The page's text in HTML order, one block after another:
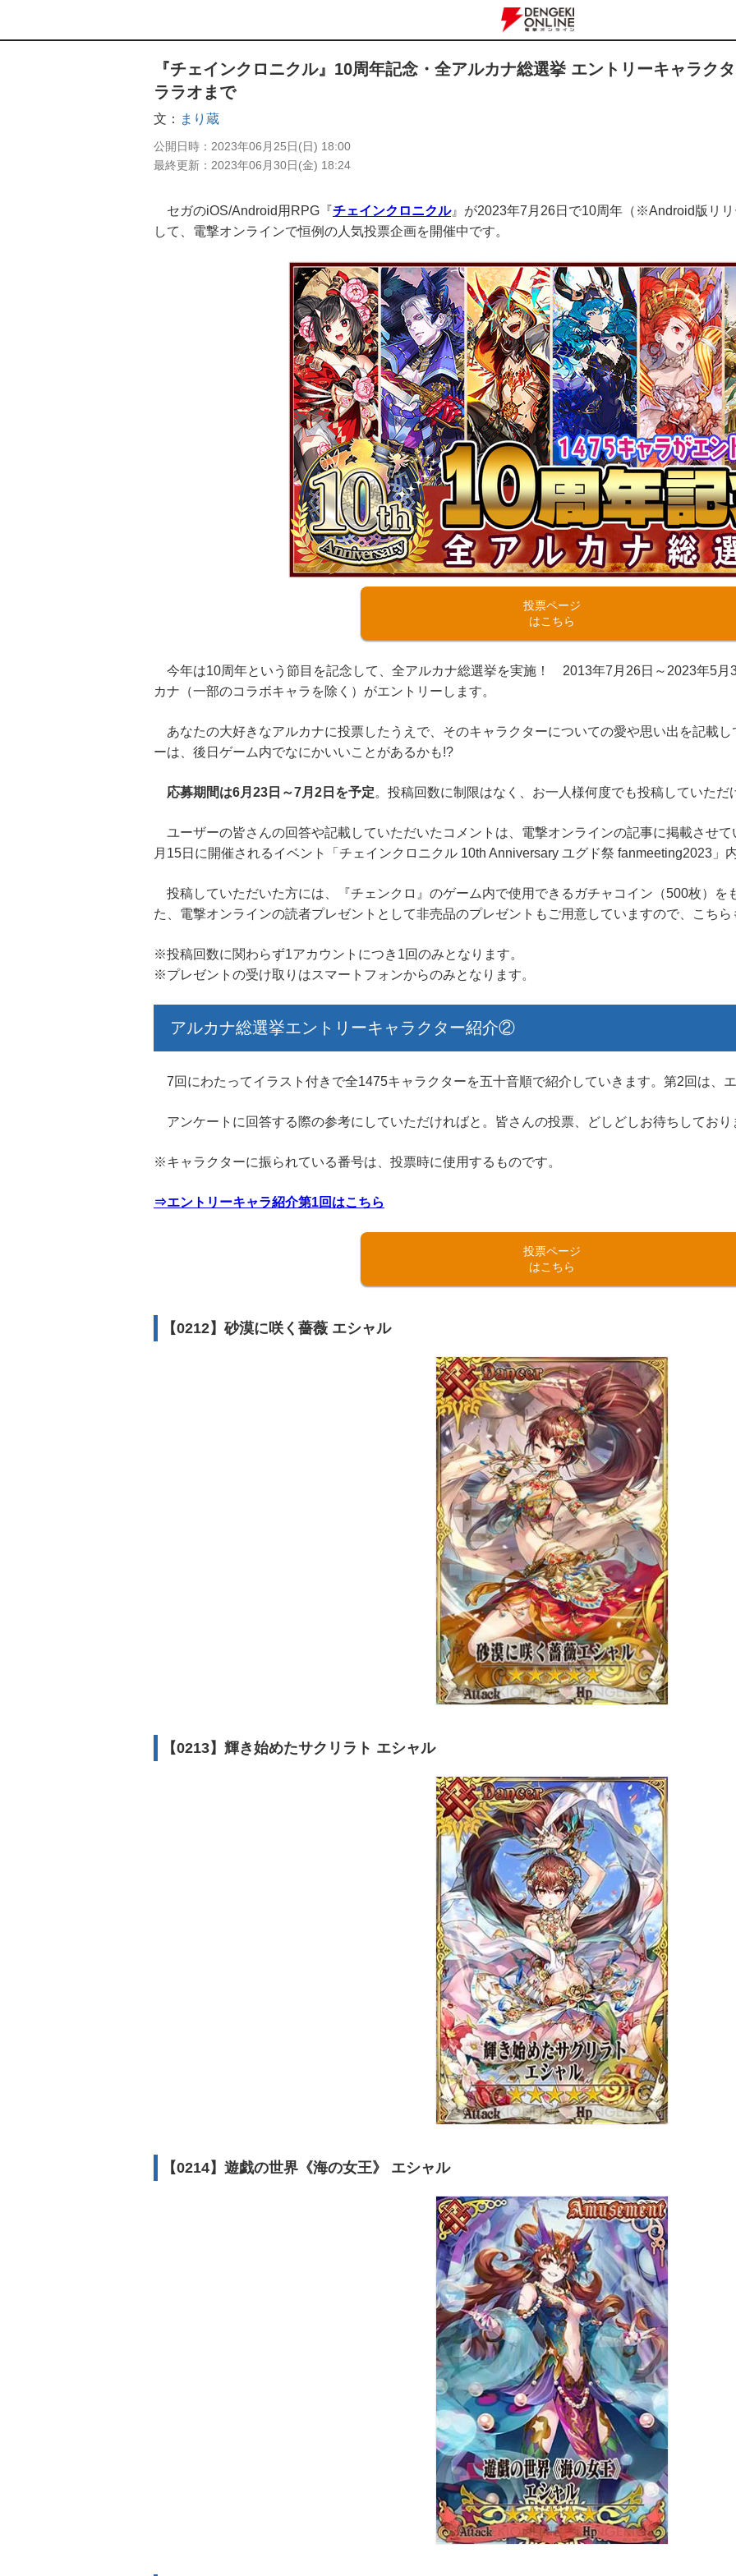
『チェインクロニクル』10周年記念・全アルカナ総選挙 エントリーキャラク
ララオまで
文 まり蔵
公開日時
2023年06月25日(日) 18:00
最終更新
2023年06月30日(金) 18:24
セガのiOS/Android用RPG『チェインクロニクル』が2023年7月26日で10周年（※Android版リ
して、電撃オンラインで恒例の人気投票企画を開催中です。
投票ページ
はこちら
今年は10周年という節目を記念して、全アルカナ総選挙を実施！ 2013年7月26日～2023年5月
カナ（一部のコラボキャラを除く）がエントリーします。
あなたの大好きなアルカナに投票したうえで、そのキャラクターについての愛や思い出を記載
ーは、後日ゲーム内でなにかいいことがあるかも!?
応募期間は6月23日～7月2日を予定。投稿回数に制限はなく、お一人様何度でも投稿していただ
ユーザーの皆さんの回答や記載していただいたコメントは、電撃オンラインの記事に掲載させ
月15日に開催されるイベント「チェインクロニクル 10th Anniversary ユグド祭 fanmeeting2023」
投稿していただいた方には、『チェンクロ』のゲーム内で使用できるガチャコイン（500枚）
た、電撃オンラインの読者プレゼントとして非売品のプレゼントもご用意していますので、こち
※投稿回数に関わらず1アカウントにつき1回のみとなります。
※プレゼントの受け取りはスマートフォンからのみとなります。
アルカナ総選挙エントリーキャラクター紹介②
7回にわたってイラスト付きで全1475キャラクターを五十音順で紹介していきます。第2回は、
アンケートに回答する際の参考にしていただければと。皆さんの投票、どしどしお待ちしており
※キャラクターに振られている番号は、投票時に使用するものです。
⇒エントリーキャラ紹介第1回はこちら
投票ページ
はこちら
【0212】砂漠に咲く薔薇 エシャル
【0213】輝き始めたサクリラト エシャル
【0214】遊戯の世界《海の女王》 エシャル